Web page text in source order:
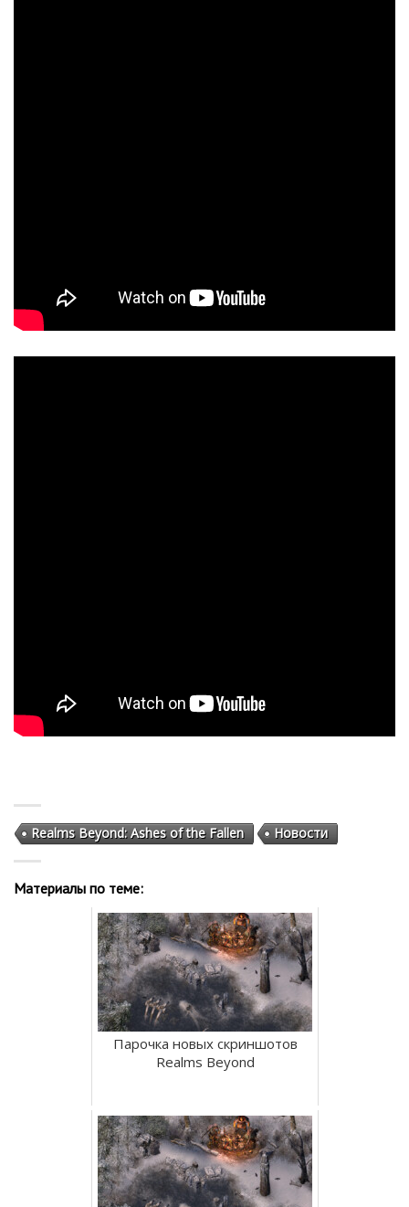
Realms Beyond: Ashes of the Fallen Новости
Материалы по теме:
Парочка новых скриншотов
Realms Beyond